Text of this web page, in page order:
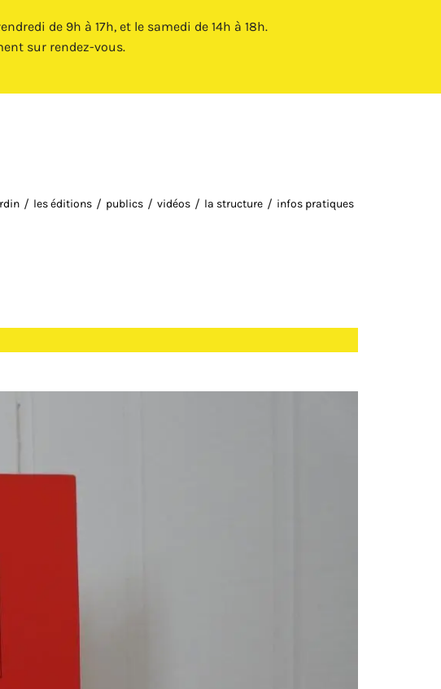
de 9h à 17h, et le samedi de 14h à 18h.
sur rendez-vous.
les éditions publics vidéos la structure infos pratiques